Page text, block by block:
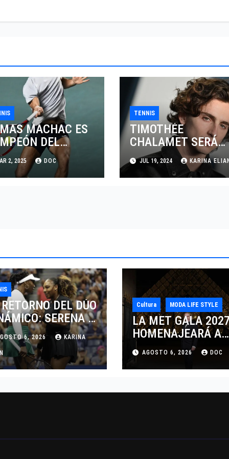
MACHAC ES
DEL
MEXICANO
2, 2025 DOC
TENNIS
TIMOTHÉE
CHALAMET SERÁ
PARTE DE UNA
PELÍCULA
ADENTRADA EN EL
JUL 19, 2024 KARINA
DEL DÚO
SERENA Y
WILLIAMS
LOS
EN
2026
6, 2026 KARINA
Cultura MODA LIFE STYLE
LA MET GALA
HOMENAJEARÁ A
JOHN GALLIANO
MARCANDO EL
REGRESO DEL REY
AGOSTO 6, 2026 DOC